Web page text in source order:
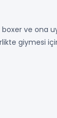
ve ona
giymesi